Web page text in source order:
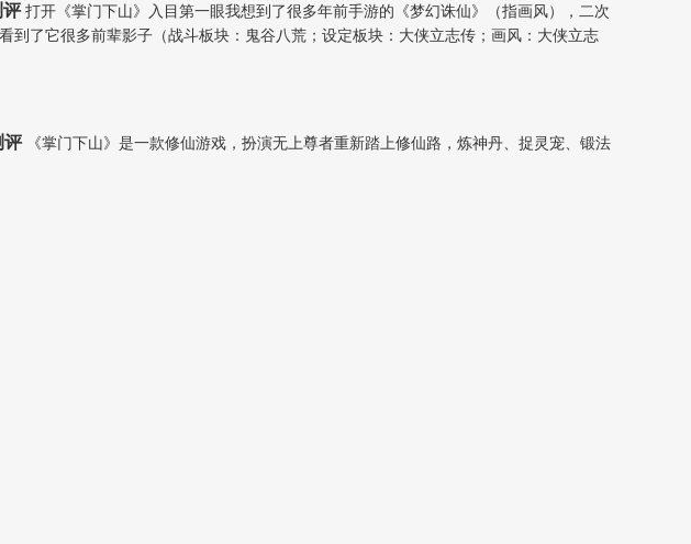
评 打开《掌门下山》入目第一眼我想到了很多年前手游的《梦幻诛仙》（指画风），二次
了它很多前辈影子（战斗板块：鬼谷八荒；设定板块：大侠立志传；画风：大侠立志
评
《掌门下山》是一款修仙游戏，扮演无上尊者重新踏上修仙路，炼神丹、捉灵宠、锻法